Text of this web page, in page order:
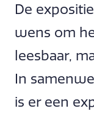
De
wens om
leesbaar,
In
is er een